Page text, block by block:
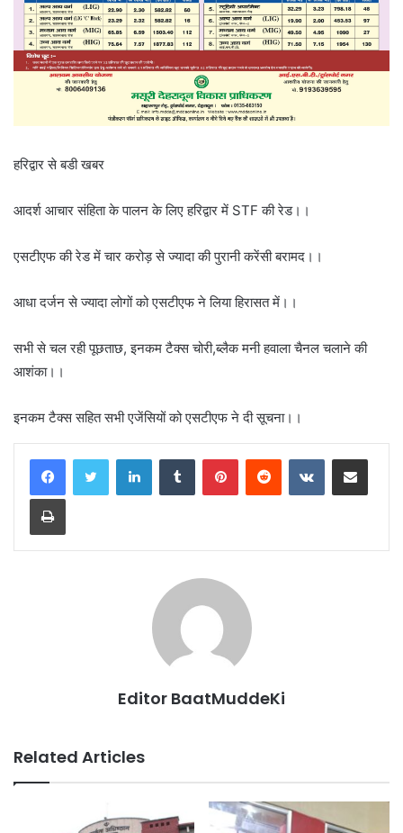
हरिद्वार से बडी खबर
आदर्श आचार संहिता के पालन के लिए हरिद्वार में STF की रेड।।
एसटीएफ की रेड में चार करोड़ से ज्यादा की पुरानी करेंसी बरामद।।
आधा दर्जन से ज्यादा लोगों को एसटीएफ ने लिया हिरासत में।।
सभी से चल रही पूछताछ, इनकम टैक्स चोरी,ब्लैक मनी हवाला चैनल चलाने की
आशंका।।
इनकम टैक्स सहित सभी एजेंसियों को एसटीएफ ने दी सूचना।।
LinkedInTumblr PinterestReddit VKontakteShare via Email
Print
Editor BaatMuddeKi
Related Articles